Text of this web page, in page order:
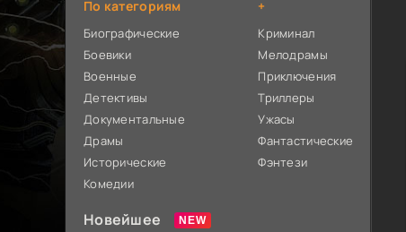
По категориям
Биографические
Боевики
Военные
Детективы
Документальные
Драмы
Исторические
Комедии
+
Криминал
Мелодрамы
Приключения
Триллеры
Ужасы
Фантастические
Фэнтези
Новейшее